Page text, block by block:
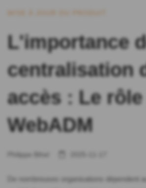
L'importance
centralisation
accès : Le
WebADM
De nombreuses organisations dépendent